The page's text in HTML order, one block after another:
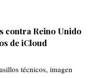
contra Reino Unido
de iCloud